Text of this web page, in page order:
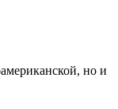
но и